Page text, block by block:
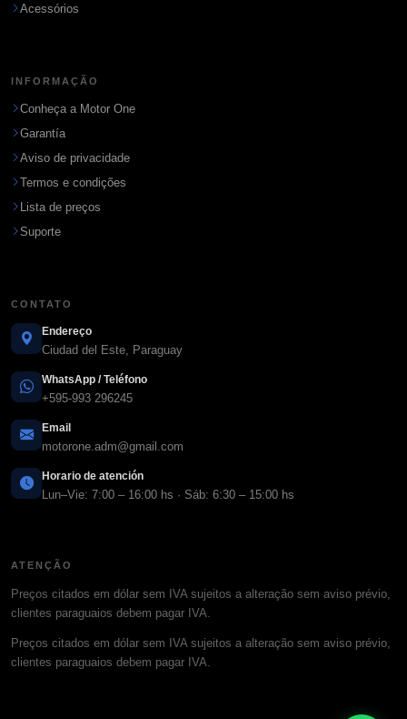
Acessórios
INFORMAÇÃO
Conheça a Motor One
Garantía
Aviso de privacidade
Termos e condições
Lista de preços
Suporte
CONTATO
Endereço
Ciudad del Este, Paraguay
WhatsApp / Teléfono
+595-993 296245
Email
motorone.adm@gmail.com
Horario de atención
Lun–Vie: 7:00 – 16:00 hs · Sáb: 6:30 – 15:00 hs
ATENÇÃO
Preços citados em dólar sem IVA sujeitos a alteração sem aviso prévio,
clientes paraguaios debem pagar IVA.
Preços citados em dólar sem IVA sujeitos a alteração sem aviso prévio,
clientes paraguaios debem pagar IVA.